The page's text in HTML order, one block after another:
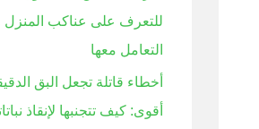
للتعرف على عناكب المنزل
التعامل معها
أخطاء قاتلة تجعل البق
أقوى: كيف تتجنبها لإنقاذ